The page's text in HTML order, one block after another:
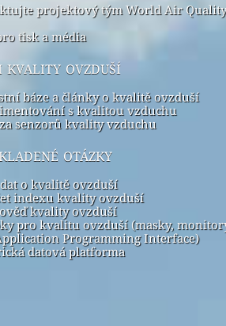
projektový tým World Air Quality
tisk a média
kvality ovzduší
báze a články o kvalitě ovzduší
s kvalitou vzduchu
senzorů kvality vzduchu
otázky
o kvalitě ovzduší
indexu kvality ovzduší
kvality ovzduší
pro kvalitu ovzduší (masky,
Programming Interface)
datová platforma